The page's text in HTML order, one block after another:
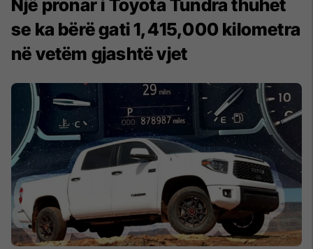
Një pronar i Toyota Tundra thuhet
se ka bërë gati 1,415,000 kilometra
në vetëm gjashtë vjet